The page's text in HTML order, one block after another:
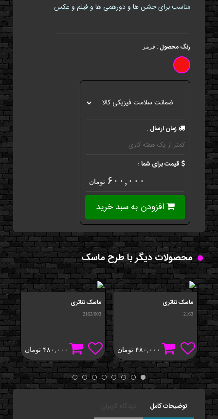
مناسب برای جشن ها و دورهمی ها و فیلم و عکس
رنگ محصول : قرمز
زمان ارسال :
کمتر از یک هفته کاری
قیمت برای شما:
۶۰۰,۰۰۰ تومان
افزودن به سبد خرید
محصولات دیگر با طرح ماسک
ماسک تئاتری
2163
۴۸۰,۰۰۰ تومان
ماسک تئاتری
2163/003
۴۸۰,۰۰۰ تومان
توضیحات کامل